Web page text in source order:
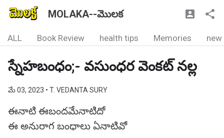
MOLAKA--మొలక
ALL Book Review health tips Memories new
స్నేహబంధం;- వసుంధర వెంకట్ నల్ల
మే 03, 2023 • T. VEDANTA SURY
ఈనాటి ఈబందమేనాటిదో
ఈ అనురాగ బంధాలు ఏనాటివో